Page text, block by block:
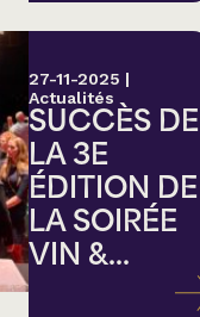
27-11-2025 |
Actualités
SUCCÈS DE
LA 3E
ÉDITION DE
LA SOIRÉE
VIN &...